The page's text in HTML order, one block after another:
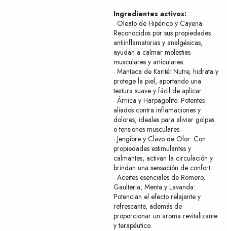
Ingredientes activos:
· Oleato de Hipérico y Cayena:
Reconocidos por sus propiedades
antiinflamatorias y analgésicas,
ayudan a calmar molestias
musculares y articulares.
· Manteca de Karité: Nutre, hidrata y
protege la piel, aportando una
textura suave y fácil de aplicar.
· Árnica y Harpagofito: Potentes
aliados contra inflamaciones y
dolores, ideales para aliviar golpes
o tensiones musculares.
· Jengibre y Clavo de Olor: Con
propiedades estimulantes y
calmantes, activan la circulación y
brindan una sensación de confort.
· Aceites esenciales de Romero,
Gaulteria, Menta y Lavanda:
Potencian el efecto relajante y
refrescante, además de
proporcionar un aroma revitalizante
y terapéutico.